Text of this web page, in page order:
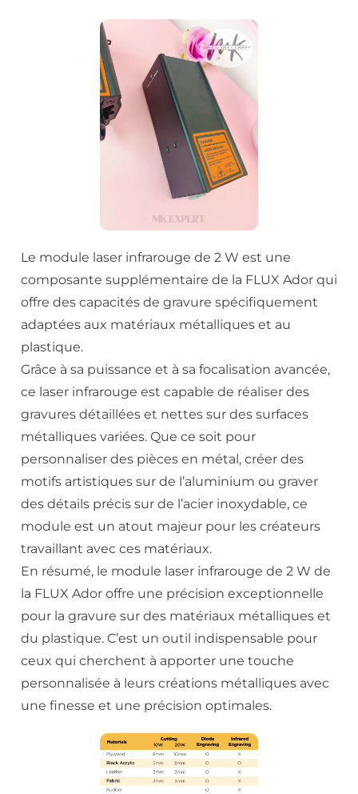
Le module laser infrarouge de 2 W est une
composante supplémentaire de la FLUX Ador qui
offre des capacités de gravure spécifiquement
adaptées aux matériaux métalliques et au
plastique.
Grâce à sa puissance et à sa focalisation avancée,
ce laser infrarouge est capable de réaliser des
gravures détaillées et nettes sur des surfaces
métalliques variées. Que ce soit pour
personnaliser des pièces en métal, créer des
motifs artistiques sur de l’aluminium ou graver
des détails précis sur de l’acier inoxydable, ce
module est un atout majeur pour les créateurs
travaillant avec ces matériaux.
En résumé, le module laser infrarouge de 2 W de
la FLUX Ador offre une précision exceptionnelle
pour la gravure sur des matériaux métalliques et
du plastique. C’est un outil indispensable pour
ceux qui cherchent à apporter une touche
personnalisée à leurs créations métalliques avec
une finesse et une précision optimales.